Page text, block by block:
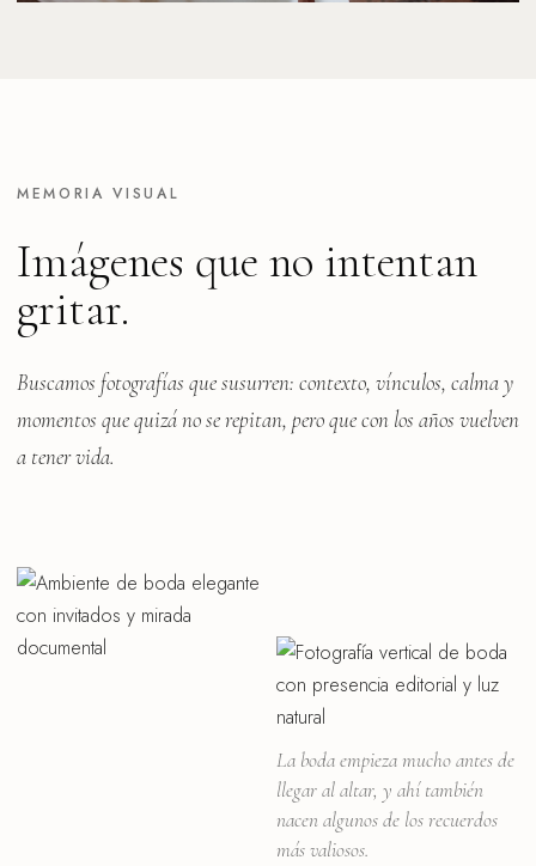
MEMORIA VISUAL
Imágenes que no intentan
gritar.
Buscamos fotografías que susurren: contexto, vínculos, calma y
momentos que quizá no se repitan, pero que con los años vuelven
a tener vida.
La boda empieza mucho antes de
llegar al altar, y ahí también
nacen algunos de los recuerdos
más valiosos.